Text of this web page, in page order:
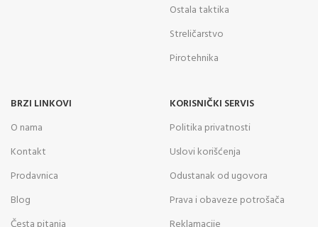
Ostala taktika
Streličarstvo
Pirotehnika
BRZI LINKOVI
O nama
Kontakt
Prodavnica
Blog
KORISNIČKI SERVIS
Politika privatnosti
Uslovi korišćenja
Odustanak od ugovora
Prava i obaveze potrošača